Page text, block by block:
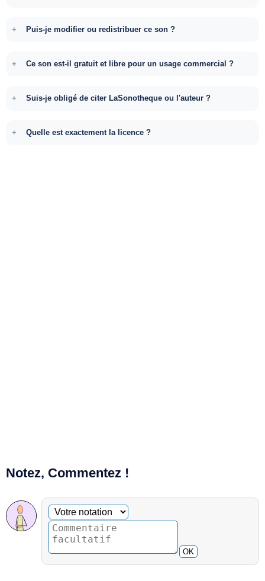
Puis-je modifier ou redistribuer ce son ?
Ce son est-il gratuit et libre pour un usage commercial ?
Suis-je obligé de citer LaSonotheque ou l'auteur ?
Quelle est exactement la licence ?
Notez, Commentez !
Commentaire facultatif
Votre notation
OK